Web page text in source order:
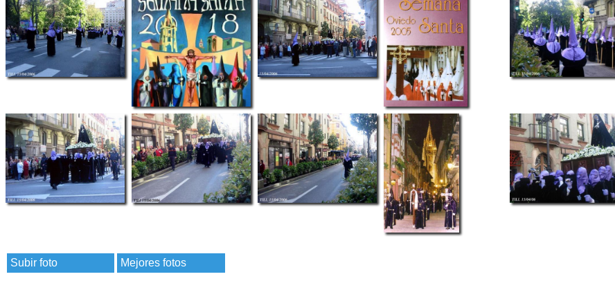
Subir foto Mejores fotos